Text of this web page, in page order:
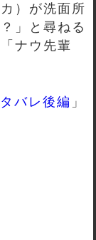
）が洗面所
」と尋ねる
ナウ先輩
バレ後編 」